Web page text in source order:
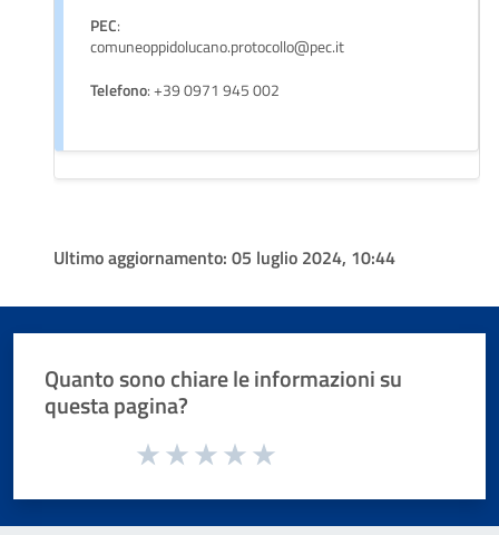
PEC:
comuneoppidolucano.protocollo@pec.it
Telefono: +39 0971 945 002
Ultimo aggiornamento: 05 luglio 2024, 10:44
Quanto sono chiare le informazioni su
questa pagina?
Valuta da 1 a 5 stelle la pagina